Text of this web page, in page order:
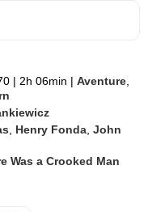
| 2h 06min | Aventure
Henry Fonda ,John
Was a Crooked Man